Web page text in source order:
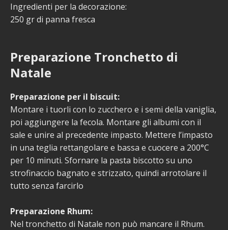
Ingredienti per la decorazione:
250 gr di panna fresca
Preparazione Tronchetto di
Natale
Preparazione per il biscuit:
Montare i tuorli con lo zucchero e i semi della vaniglia,
poi aggiungere la fecola. Montare gli albumi con il
sale e unire al precedente impasto. Mettere l’impasto
in una teglia rettangolare e bassa e cuocere a 200°C
per 10 minuti. Sfornare la pasta biscotto su uno
strofinaccio bagnato e strizzato, quindi arrotolare il
tutto senza farcirlo
Preparazione Rhum:
Nel tronchetto di Natale non può mancare il Rhum.